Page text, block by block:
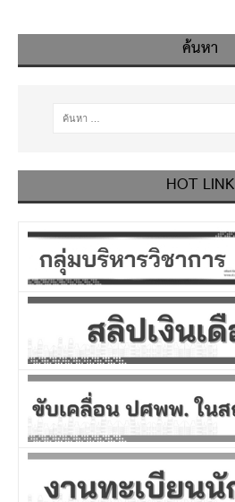
ค้นหา
HOT LINK